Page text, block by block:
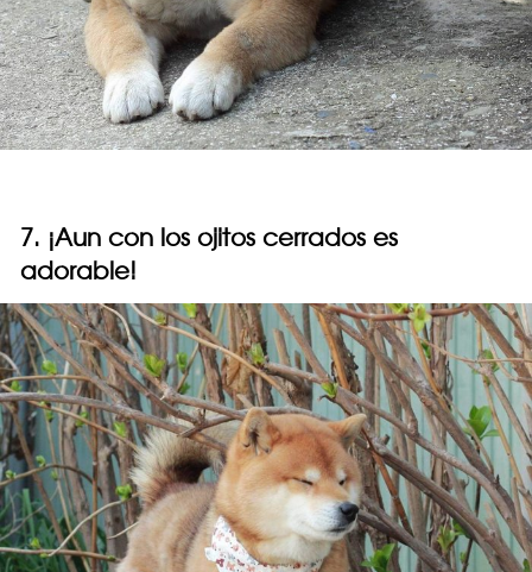
7. ¡Aun con los ojitos cerrados es
adorable!